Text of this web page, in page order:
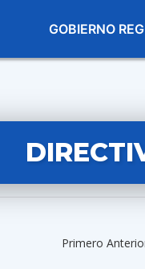
GOBIERNO
Primero